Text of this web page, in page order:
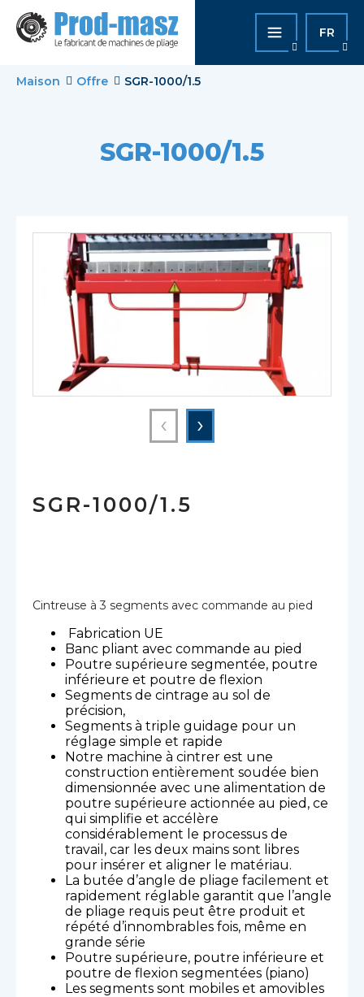
FR
Maison Offre SGR-1000/1.5
SGR-1000/1.5
‹ ›
SGR-1000/1.5
Cintreuse à 3 segments avec commande au pied
​ Fabrication UE
Banc pliant avec commande au pied
Poutre supérieure segmentée, poutre
inférieure et poutre de flexion
Segments de cintrage au sol de
précision,
Segments à triple guidage pour un
réglage simple et rapide
Notre machine à cintrer est une
construction entièrement soudée bien
dimensionnée avec une alimentation de
poutre supérieure actionnée au pied, ce
qui simplifie et accélère
considérablement le processus de
travail, car les deux mains sont libres
pour insérer et aligner le matériau.
La butée d’angle de pliage facilement et
rapidement réglable garantit que l’angle
de pliage requis peut être produit et
répété d’innombrables fois, même en
grande série
Poutre supérieure, poutre inférieure et
poutre de flexion segmentées (piano)
Les segments sont mobiles et amovibles